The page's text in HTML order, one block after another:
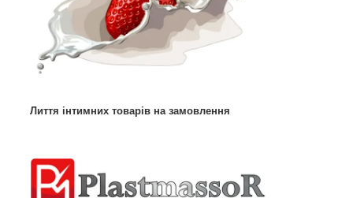
Лиття інтимних товарів на замовлення